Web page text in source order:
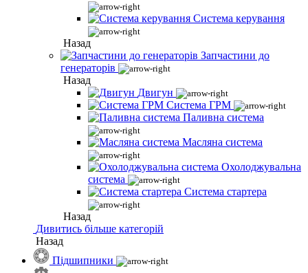
Система керування
Назад
Запчастини до
генераторів
Назад
Двигун
Система ГРМ
Паливна система
Масляна система
Охолоджувальна
система
Система стартера
Назад
Дивитись більше категорій
Назад
Підшипники